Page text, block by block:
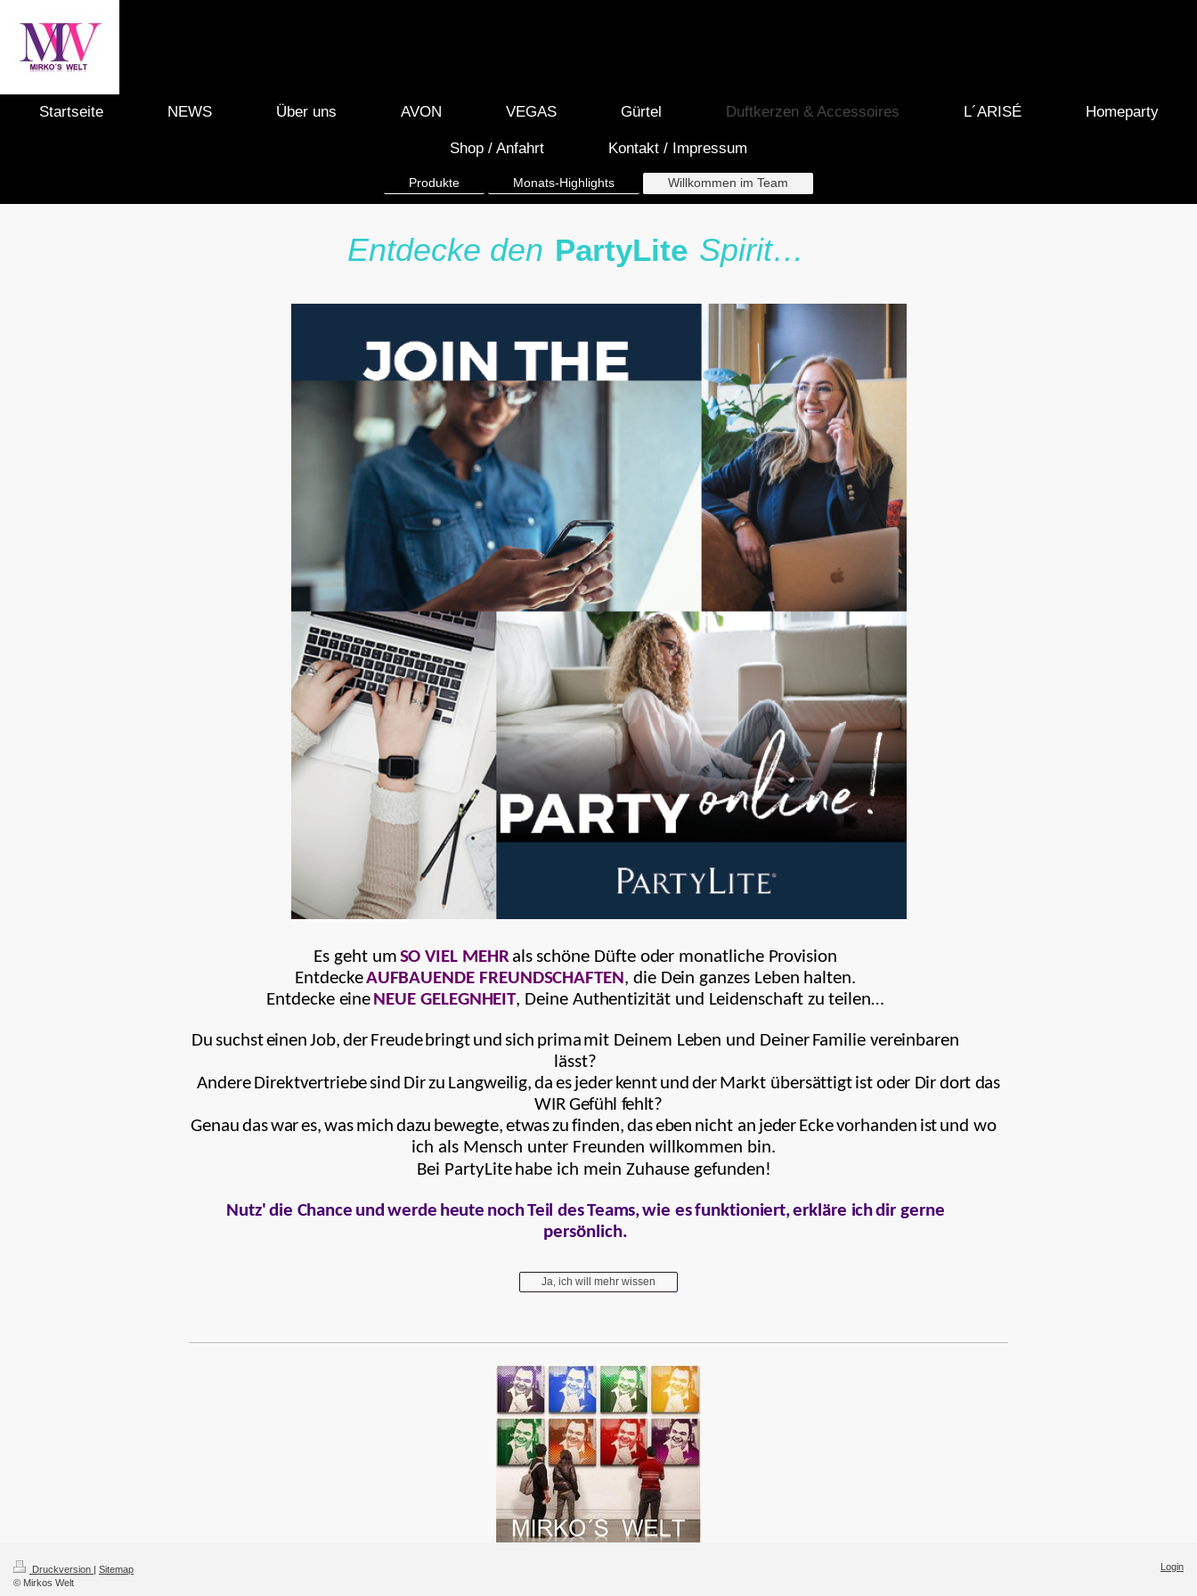
Startseite NEWS Über uns AVON VEGAS Gürtel Duftkerzen & Accessoires L´ARISÉ Homeparty
Shop / Anfahrt Kontakt / Impressum
Produkte Monats-Highlights Willkommen im Team
Entdecke den PartyLite Spirit…
Es geht umSO VIEL MEHR als schöne Düfte oder monatliche Provision
EntdeckeAUFBAUENDE FREUNDSCHAFTEN, die Dein ganzes Leben halten.
Entdecke eine NEUE GELEGNHEIT, Deine Authentizität und Leidenschaft zu teilen…
Du suchsteinenJob,der Freude bringtund sich primamit Deinem Leben und Deiner Famil ie vereinbaren
ässt?
AndereDirektvertriebesind Dirzu Langweilig,daesjeder kenntundderMarkt übersättigtist oder Dir dort das
WIR Gefühl fehlt?
Genaudaswares, wasmichdazu bewegte,etwaszu finden,daseben nicht an jederEckevorhanden istund wo
ich als Mensch unter Freunden willkommen bin.
Bei PartyLite habe ich mein Zuhause gefunden!
Nutz'die Chance und werde heute nochTeil desTeams,wie esfunktioniert,erkläre ichdir gerne
persönlich.
Ja, ich will mehr wissen
Druckversion | Sitemap
© Mirkos Welt
Login